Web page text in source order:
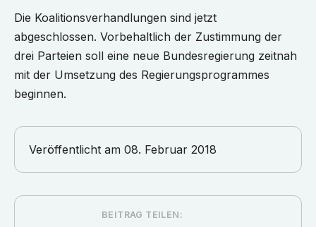
Die Koalitionsverhandlungen sind jetzt
abgeschlossen. Vorbehaltlich der Zustimmung der
drei Parteien soll eine neue Bundesregierung zeitnah
mit der Umsetzung des Regierungsprogrammes
beginnen.
Veröffentlicht am 08. Februar 2018
BEITRAG TEILEN: